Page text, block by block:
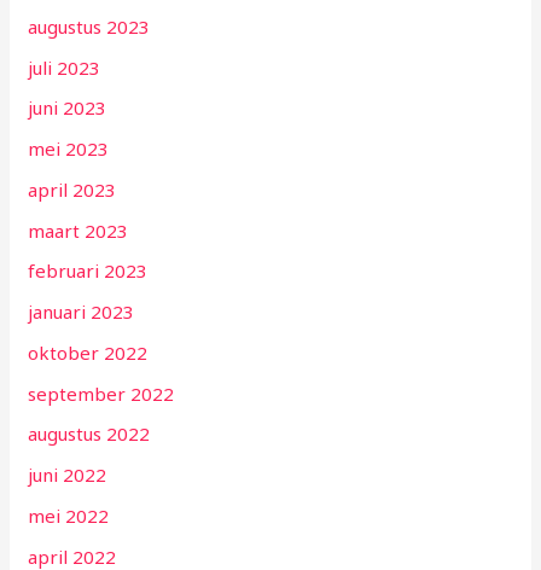
augustus 2023
juli 2023
juni 2023
mei 2023
april 2023
maart 2023
februari 2023
januari 2023
oktober 2022
september 2022
augustus 2022
juni 2022
mei 2022
april 2022